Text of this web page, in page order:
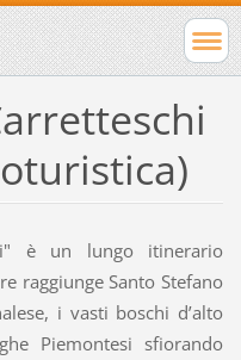
è un lungo itinerario
raggiunge Santo Stefano
i vasti boschi d’alto
Piemontesi sfiorando